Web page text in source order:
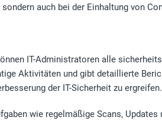
auch bei der Einhaltung von
IT-Administratoren alle
Aktivitäten und gibt detaillierte
der IT-Sicherheit zu ergreifen.
wie regelmäßige Scans,